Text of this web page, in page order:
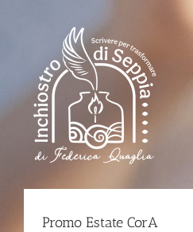
contenuto
Promo Estate CorA